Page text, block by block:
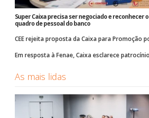
Super Caixa precisa ser negociado e reconhecer
quadro de pessoal do banco
CEE rejeita proposta da Caixa para Promoção
Em resposta à Fenae, Caixa esclarece
As mais lidas